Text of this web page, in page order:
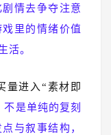
情去争夺注意
里的情绪价值
活。
量进入“素材即
是单纯的复刻
与叙事结构，